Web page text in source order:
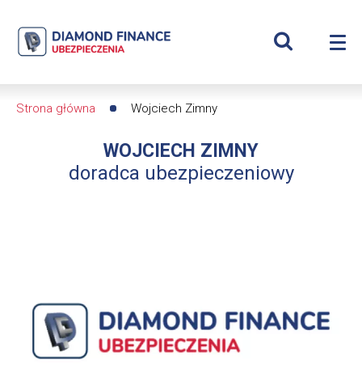
Wojciech
Diamond
Finance
Wyświetl
nawigacyjna
Strona główna Wojciech Zimny
WOJCIECH ZIMNY
doradca ubezpieczeniowy